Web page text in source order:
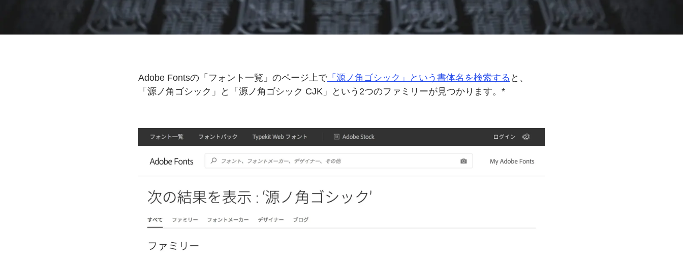
Adobe Fontsの「フォント一覧」のページ上で「源ノ角ゴシック」と いう 書体名を検索する と、
「源ノ角ゴシック」と
「源ノ角ゴシック CJK」と いう 2つのファミリーが見つかります。*